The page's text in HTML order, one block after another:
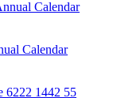
Calendar